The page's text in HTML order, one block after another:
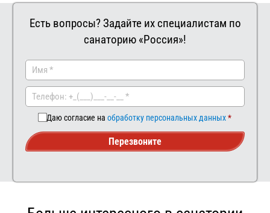
Есть вопросы? Задайте их специалистам по
санаторию «Россия»!
Даю согласие на обработку персональных данных
Перезвоните